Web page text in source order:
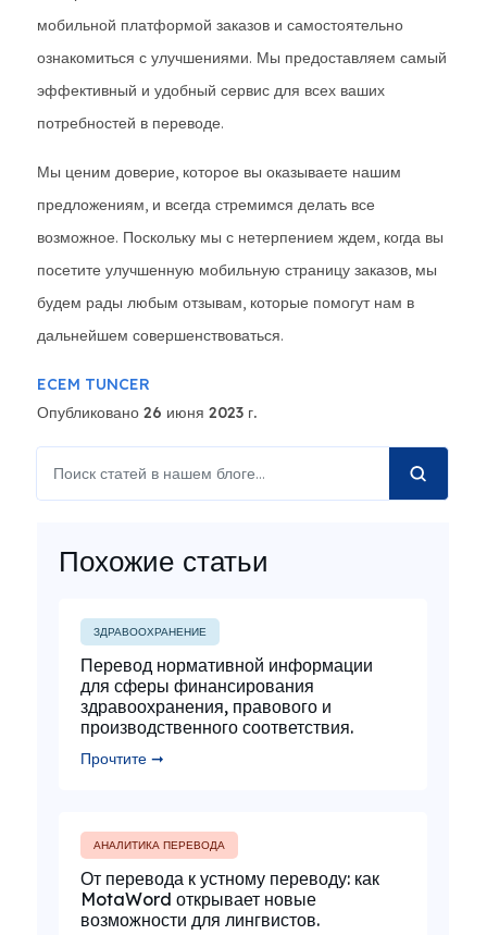
мобильной платформой заказов и самостоятельно
ознакомиться с улучшениями. Мы предоставляем самый
эффективный и удобный сервис для всех ваших
потребностей в переводе.
Мы ценим доверие, которое вы оказываете нашим
предложениям, и всегда стремимся делать все
возможное. Поскольку мы с нетерпением ждем, когда вы
посетите улучшенную мобильную страницу заказов, мы
будем рады любым отзывам, которые помогут нам в
дальнейшем совершенствоваться.
ECEM TUNCER
Опубликовано 26 июня 2023 г.
Похожие статьи
ЗДРАВООХРАНЕНИЕ
Перевод нормативной информации
для сферы финансирования
здравоохранения, правового и
производственного соответствия.
Прочтите ➞
АНАЛИТИКА ПЕРЕВОДА
От перевода к устному переводу: как
MotaWord открывает новые
возможности для лингвистов.